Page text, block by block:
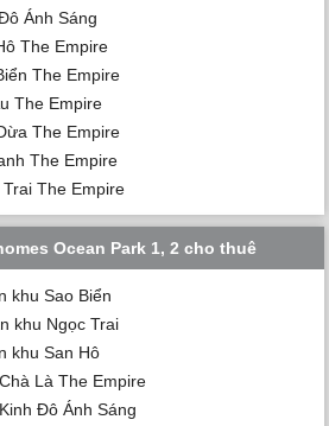
Ánh Sáng
The Empire
The Empire
The Empire
The Empire
The Empire
The Empire
Ocean Park 1, 2 cho thuê
khu Sao Biển
khu Ngọc Trai
khu San Hô
Là The Empire
Đô Ánh Sáng